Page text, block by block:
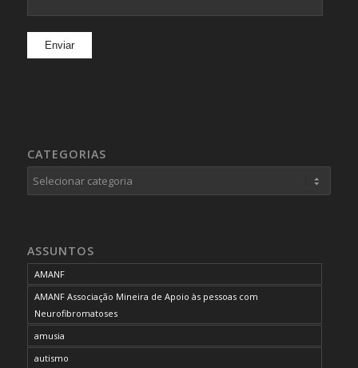
CATEGORIAS
Categorias
ASSUNTOS
AMANF
AMANF Associação Mineira de Apoio às pessoas com
Neurofibromatoses
amusia
autismo